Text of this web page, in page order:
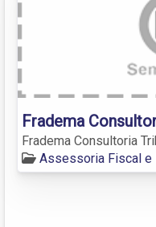
Fradema
Fradema Consultoria
Assessoria Fiscal e